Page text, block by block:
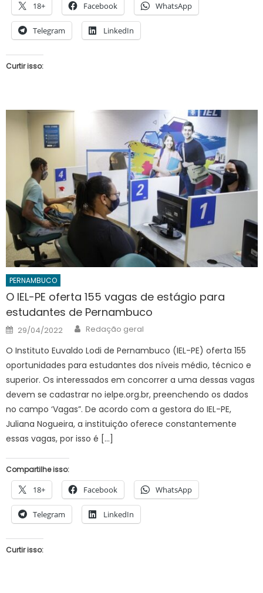
18+ Facebook WhatsApp
Telegram LinkedIn
Curtir isso:
PERNAMBUCO
O IEL-PE oferta 155 vagas de estágio para
estudantes de Pernambuco
Posted
on
29/04/2022 Author
Redação geral
O Instituto Euvaldo Lodi de Pernambuco (IEL-PE) oferta 155
oportunidades para estudantes dos níveis médio, técnico e
superior. Os interessados em concorrer a uma dessas vagas
devem se cadastrar no ielpe.org.br, preenchendo os dados
no campo ‘Vagas”. De acordo com a gestora do IEL-PE,
Juliana Nogueira, a instituição oferece constantemente
essas vagas, por isso é […]
Compartilhe isso:
18+ Facebook WhatsApp
Telegram LinkedIn
Curtir isso: